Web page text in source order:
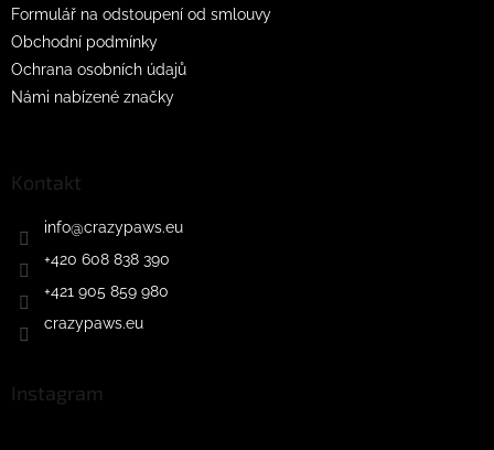
Formulář na odstoupení od smlouvy
Obchodní podmínky
Ochrana osobních údajů
Námi nabízené značky
Kontakt
info@crazypaws.eu
+420 608 838 390
+421 905 859 980
crazypaws.eu
Instagram